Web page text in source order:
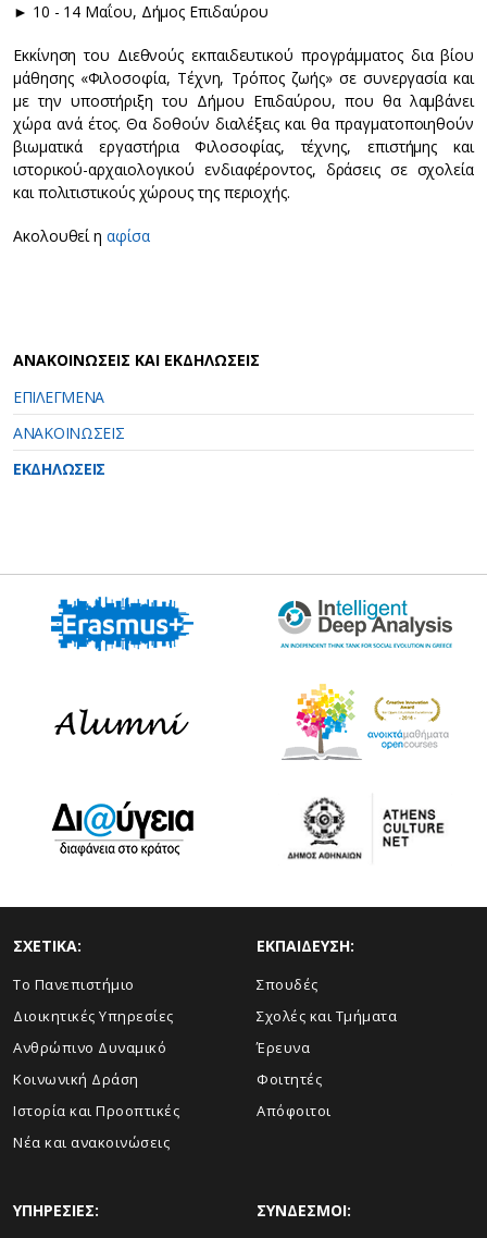
► 10 - 14 Μαΐου, Δήμος Επιδαύρου
Εκκίνηση του Διεθνούς εκπαιδευτικού προγράμματος δια βίου
μάθησης «Φιλοσοφία, Τέχνη, Τρόπος ζωής» σε συνεργασία και
με την υποστήριξη του Δήμου Επιδαύρου, που θα λαμβάνει
χώρα ανά έτος. Θα δοθούν διαλέξεις και θα πραγματοποιηθούν
βιωματικά εργαστήρια Φιλοσοφίας, τέχνης, επιστήμης και
ιστορικού-αρχαιολογικού ενδιαφέροντος, δράσεις σε σχολεία
και πολιτιστικούς χώρους της περιοχής.
Ακολουθεί ηαφίσα
ΑΝΑΚΟΙΝΩΣΕΙΣ ΚΑΙ ΕΚΔΗΛΩΣΕΙΣ
ΕΠΙΛΕΓΜΕΝΑ
ΑΝΑΚΟΙΝΩΣΕΙΣ
ΕΚΔΗΛΩΣΕΙΣ
ΣΧΕΤΙΚΑ:
Το Πανεπιστήμιο
Διοικητικές Υπηρεσίες
Ανθρώπινο Δυναμικό
Κοινωνική Δράση
Ιστορία και Προοπτικές
Νέα και ανακοινώσεις
ΕΚΠΑΙΔΕΥΣΗ:
Σπουδές
Σχολές και Τμήματα
Έρευνα
Φοιτητές
Απόφοιτοι
ΥΠΗΡΕΣΙΕΣ: ΣΥΝΔΕΣΜΟΙ: